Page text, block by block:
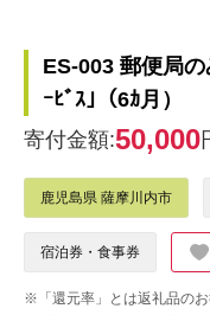
ES-003 郵便局
ｰﾋﾞｽ｣（6ｶ月）
寄付金額:50,000
鹿児島県 薩摩川内市
宿泊券・食事券
※「還元率」とは返礼品の